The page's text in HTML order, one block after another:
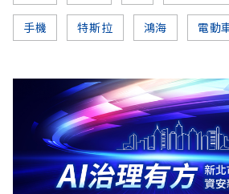
手機 特斯拉 鴻海 電動